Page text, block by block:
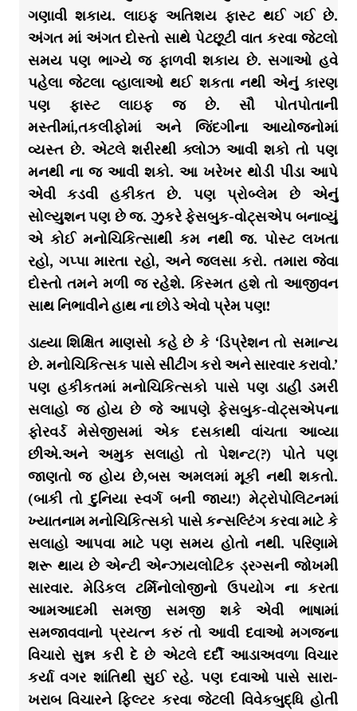
ગણાવી શકાય. લાઇફ અતિશય ફાસ્ટ થઈ ગઈ છે.
અંગત માં અંગત દોસ્તો સાથે પેટછૂટી વાત કરવા જેટલો
સમય પણ ભાગ્યે જ ફાળવી શકાય છે. સગાઓ હવે
પહેલા જેટલા વ્હાલાઓ થઈ શકતા નથી એનું કારણ
પણ ફાસ્ટ લાઇફ જ છે. સૌ પોતપોતાની
મસ્તીમાં,તકલીફોમાં અને જિંદગીના આયોજનોમાં
વ્યસ્ત છે. એટલે શરીરથી ક્લોઝ આવી શકો તો પણ
મનથી ના જ આવી શકો. આ ખરેખર થોડી પીડા આપે
એવી કડવી હકીકત છે. પણ પ્રોબ્લેમ છે એનું
સોલ્યુશન પણ છે જ. ઝુકરે ફેસબુક-વોટ્સએપ બનાવ્યું
એ કોઈ મનોચિકિત્સાથી કમ નથી જ. પોસ્ટ લખતા
રહો, ગપ્પા મારતા રહો, અને જલસા કરો. તમારા જેવા
દોસ્તો તમને મળી જ રહેશે. કિસ્મત હશે તો આજીવન
સાથ નિભાવીને હાથ ના છોડે એવો પ્રેમ પણ!
ડાહ્યા શિક્ષિત માણસો કહે છે કે ‘ડિપ્રેશન તો સમાન્ય
છે. મનોચિકિત્સક પાસે સીટીંગ કરો અને સારવાર કરાવો.’
પણ હકીકતમાં મનોચિકિત્સકો પાસે પણ ડાહી ડમરી
સલાહો જ હોય છે જે આપણે ફેસબુક-વોટ્સએપના
ફોરવર્ડ મેસેજીસમાં એક દસકાથી વાંચતા આવ્યા
છીએ.અને અમુક સલાહો તો પેશન્ટ(?) પોતે પણ
જાણતો જ હોય છે,બસ અમલમાં મૂકી નથી શકતો.
(બાકી તો દુનિયા સ્વર્ગ બની જાય!) મેટ્રોપોલિટનમાં
ખ્યાતનામ મનોચિકિત્સકો પાસે કન્સલ્ટિંગ કરવા માટે કે
સલાહો આપવા માટે પણ સમય હોતો નથી. પરિણામે
શરૂ થાય છે એન્ટી એન્ઝાયલોટિક ડ્રગ્સની જોખમી
સારવાર. મેડિકલ ટર્મિનોલોજીનો ઉપયોગ ના કરતા
આમઆદમી સમજી સમજી શકે એવી ભાષામાં
સમજાવવાનો પ્રયત્ન કરું તો આવી દવાઓ મગજના
વિચારો સુન્ન કરી દે છે એટલે દર્દી આડાઅવળા વિચાર
કર્યા વગર શાંતિથી સુઈ રહે. પણ દવાઓ પાસે સારા-
ખરાબ વિચારને ફિલ્ટર કરવા જેટલી વિવેકબુદ્ધિ હોતી